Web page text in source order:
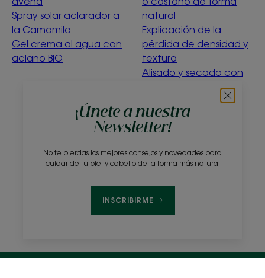
¡Únete a nuestra
Newsletter!
No te pierdas los mejores consejos y novedades para
cuidar de tu piel y cabello de la forma más natural
INSCRIBIRME
Spray solar aclarador a
la Camomila
Gel crema al agua con
aciano BIO
natural
Explicación de la
pérdida de densidad y
textura
Alisado y secado con
purificante
¿Qué significa la
Preguntas frecuentesContacto